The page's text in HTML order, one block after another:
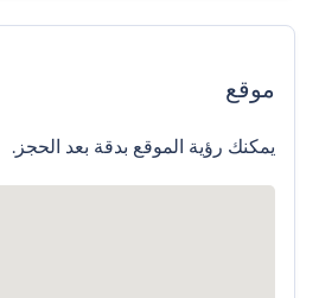
موقع
يمكنك رؤية الموقع بدقة بعد الحجز.